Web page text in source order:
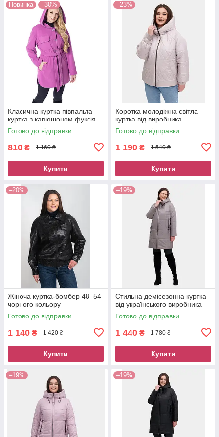
Новинка –30%
Класична куртка півпальта
куртка з капюшоном фуксія
Готово до відправки
810 ₴ 1 160 ₴
Купити
–23%
Коротка молодіжна світла
куртка від виробника.
Готово до відправки
1 190 ₴ 1 540 ₴
Купити
–20%
Жіноча куртка-бомбер 48–54
чорного кольору
Готово до відправки
1 140 ₴ 1 420 ₴
Купити
–19%
Стильна демісезонна куртка
від українського виробника
Готово до відправки
1 440 ₴ 1 780 ₴
Купити
–19% –19%